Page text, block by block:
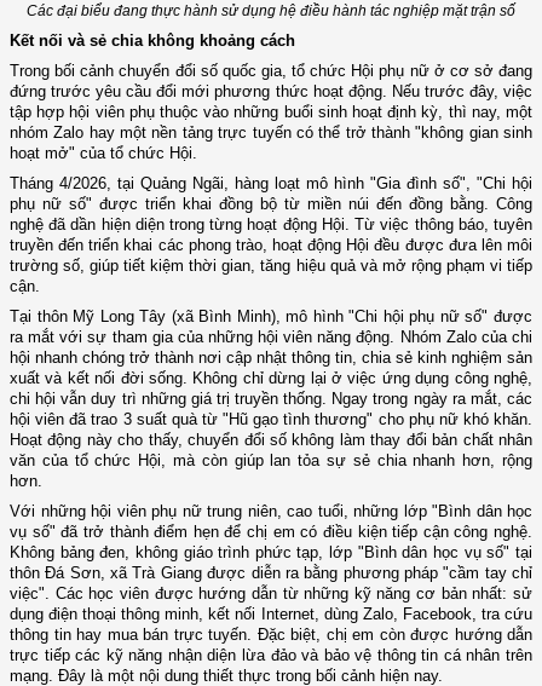
Các đại biểu đang thực hành sử dụng hệ điều hành tác nghiệp mặt trận số
Kết nối và sẻ chia không khoảng cách
Trong bối cảnh chuyển đổi số quốc gia, tổ chức Hội phụ nữ ở cơ sở đang
đứng trước yêu cầu đổi mới phương thức hoạt động. Nếu trước đây, việc
tập hợp hội viên phụ thuộc vào những buổi sinh hoạt định kỳ, thì nay, một
nhóm Zalo hay một nền tảng trực tuyến có thể trở thành "không gian sinh
hoạt mở" của tổ chức Hội.
Tháng 4/2026, tại Quảng Ngãi, hàng loạt mô hình "Gia đình số", "Chi hội
phụ nữ số" được triển khai đồng bộ từ miền núi đến đồng bằng. Công
nghệ đã dần hiện diện trong từng hoạt động Hội. Từ việc thông báo, tuyên
truyền đến triển khai các phong trào, hoạt động Hội đều được đưa lên môi
trường số, giúp tiết kiệm thời gian, tăng hiệu quả và mở rộng phạm vi tiếp
cận.
Tại thôn Mỹ Long Tây (xã Bình Minh), mô hình "Chi hội phụ nữ số" được
ra mắt với sự tham gia của những hội viên năng động. Nhóm Zalo của chi
hội nhanh chóng trở thành nơi cập nhật thông tin, chia sẻ kinh nghiệm sản
xuất và kết nối đời sống. Không chỉ dừng lại ở việc ứng dụng công nghệ,
chi hội vẫn duy trì những giá trị truyền thống. Ngay trong ngày ra mắt, các
hội viên đã trao 3 suất quà từ "Hũ gạo tình thương" cho phụ nữ khó khăn.
Hoạt động này cho thấy, chuyển đổi số không làm thay đổi bản chất nhân
văn của tổ chức Hội, mà còn giúp lan tỏa sự sẻ chia nhanh hơn, rộng
hơn.
Với những hội viên phụ nữ trung niên, cao tuổi, những lớp "Bình dân học
vụ số" đã trở thành điểm hẹn để chị em có điều kiện tiếp cận công nghệ.
Không bảng đen, không giáo trình phức tạp, lớp "Bình dân học vụ số" tại
thôn Đá Sơn, xã Trà Giang được diễn ra bằng phương pháp "cầm tay chỉ
việc". Các học viên được hướng dẫn từ những kỹ năng cơ bản nhất: sử
dụng điện thoại thông minh, kết nối Internet, dùng Zalo, Facebook, tra cứu
thông tin hay mua bán trực tuyến. Đặc biệt, chị em còn được hướng dẫn
trực tiếp các kỹ năng nhận diện lừa đảo và bảo vệ thông tin cá nhân trên
mạng. Đây là một nội dung thiết thực trong bối cảnh hiện nay.